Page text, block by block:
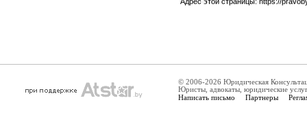
© 2006-2026 Юридическая
Юристы, адвокаты, юридические
Написать письмо Партнеры